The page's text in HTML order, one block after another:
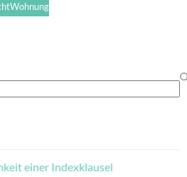
Wohnung
einer Indexklausel